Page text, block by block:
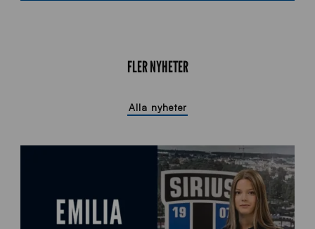
FLER NYHETER
Alla nyheter